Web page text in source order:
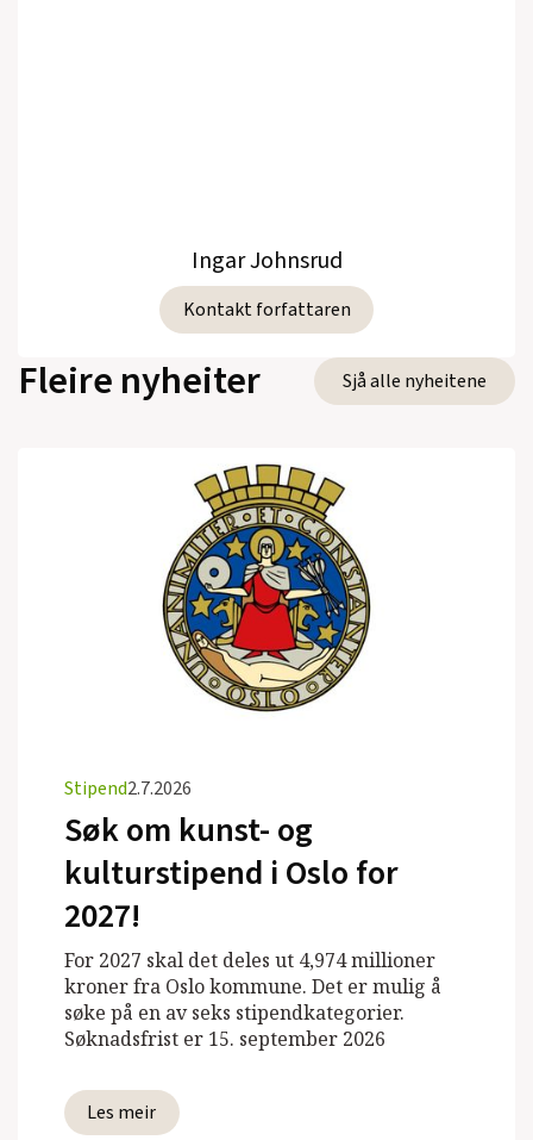
Ingar Johnsrud
Kontakt forfattaren
Fleire nyheiter Sjå alle nyheitene
Stipend2.7.2026
Søk om kunst- og
kulturstipend i Oslo for
2027!
For 2027 skal det deles ut 4,974 millioner
kroner fra Oslo kommune. Det er mulig å
søke på en av seks stipendkategorier.
Søknadsfrist er 15. september 2026
Les meir